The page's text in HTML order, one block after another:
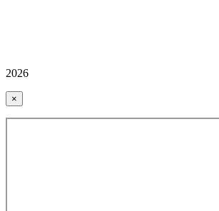
2026
×